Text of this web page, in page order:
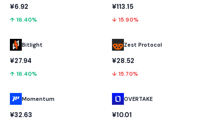
¥6.92
↑ 16.40%
Bitlight
¥27.94
↑ 16.40%
Momentum
¥32.63
¥113.15
↓ 15.90%
Zest Protocol
¥28.52
↓ 15.70%
OVERTAKE
¥10.01